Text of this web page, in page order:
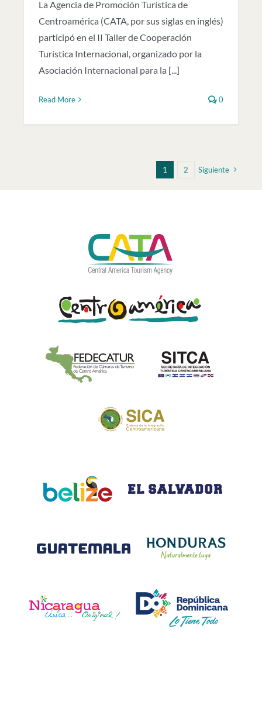
La Agencia de Promoción Turística de
Centroamérica (CATA, por sus siglas en inglés)
participó en el II Taller de Cooperación
Turística Internacional, organizado por la
Asociación Internacional para la [...]
Read More 0
1 2 Siguiente